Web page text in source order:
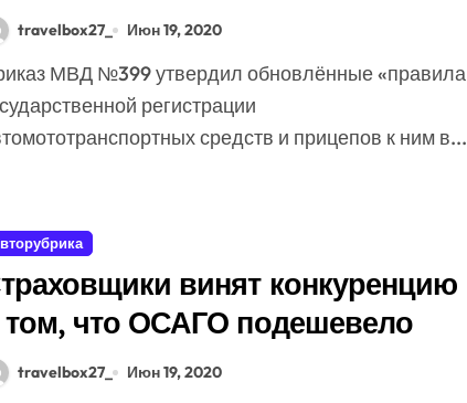
travelbox27_ Июн 19, 2020
регистрации
средств и прицепов к ним в...
винят конкуренцию
том, что ОСАГО подешевело
travelbox27_ Июн 19, 2020